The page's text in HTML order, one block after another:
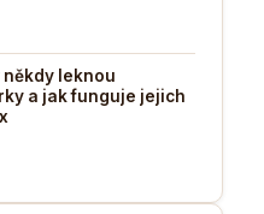
někdy leknou
a jak funguje jejich